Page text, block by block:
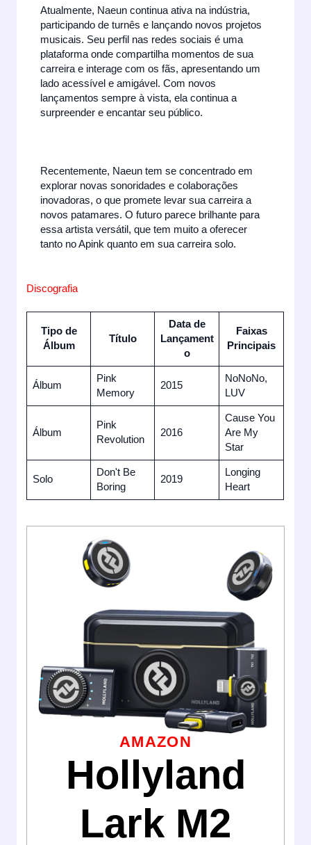
Atualmente, Naeun continua ativa na indústria,
participando de turnês e lançando novos projetos
musicais. Seu perfil nas redes sociais é uma
plataforma onde compartilha momentos de sua
carreira e interage com os fãs, apresentando um
lado acessível e amigável. Com novos
lançamentos sempre à vista, ela continua a
surpreender e encantar seu público.
Recentemente, Naeun tem se concentrado em
explorar novas sonoridades e colaborações
inovadoras, o que promete levar sua carreira a
novos patamares. O futuro parece brilhante para
essa artista versátil, que tem muito a oferecer
tanto no Apink quanto em sua carreira solo.
Discografia
Tipo de
Álbum
Título
Data de
Lançament
o
Faixas
Principais
Álbum
Pink
Memory
2015
NoNoNo,
LUV
Álbum
Pink
Revolution
2016
Cause You
Are My
Star
Solo
Don't Be
Boring
2019
Longing
Heart
AMAZON
Hollyland
Lark M2